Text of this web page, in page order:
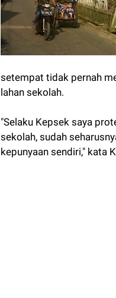
setempat tidak pernah
lahan sekolah.
"Selaku Kepsek saya
sekolah, sudah
kepunyaan sendiri," kata